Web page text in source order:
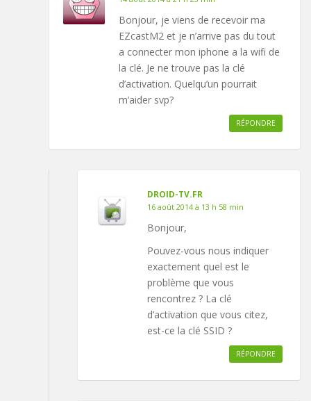
Bonjour, je viens de recevoir ma
EZcastM2 et je n’arrive pas du tout
a connecter mon iphone a la wifi de
la clé. Je ne trouve pas la clé
d’activation. Quelqu’un pourrait
m’aider svp?
RÉPONDRE
DROID-TV.FR
16 août 2014 à 13 h 58 min
Bonjour,
Pouvez-vous nous indiquer
exactement quel est le
problème que vous
rencontrez ? La clé
d’activation que vous citez,
est-ce la clé SSID ?
RÉPONDRE